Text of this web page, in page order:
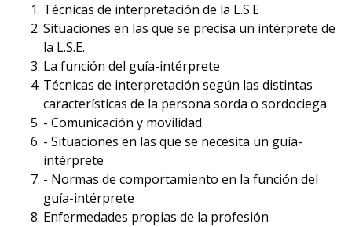
Técnicas de interpretación de la L.S.E
Situaciones en las que se precisa un intérprete de
la L.S.E.
La función del guía-intérprete
Técnicas de interpretación según las distintas
características de la persona sorda o sordociega
- Comunicación y movilidad
- Situaciones en las que se necesita un guía-
intérprete
- Normas de comportamiento en la función del
guía-intérprete
Enfermedades propias de la profesión